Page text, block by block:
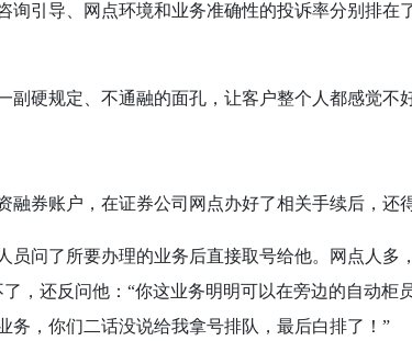
询引导、网点环境和业务准确性的投诉率分别排在
硬规定、不通融的面孔，让客户整个人都感觉不
账户，在证券公司网点办好了相关手续后，还
员问了所要办理的业务后直接取号给他。网点人多
，还反问他：“你这业务明明可以在旁边的自动柜
务，你们二话没说给我拿号排队，最后白排了！”